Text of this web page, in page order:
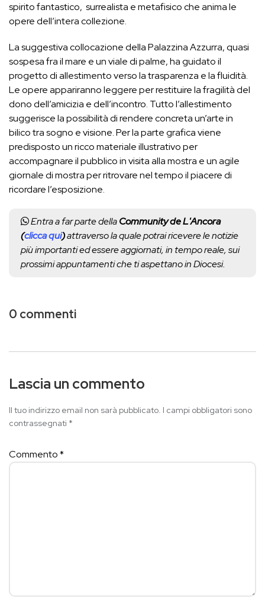
spirito fantastico, surrealista e metafisico che anima le
opere dell’intera collezione.
La suggestiva collocazione della Palazzina Azzurra, quasi
sospesa fra il mare e un viale di palme, ha guidato il
progetto di allestimento verso la trasparenza e la fluidità.
Le opere appariranno leggere per restituire la fragilità del
dono dell’amicizia e dell’incontro. Tutto l’allestimento
suggerisce la possibilità di rendere concreta un’arte in
bilico tra sogno e visione. Per la parte grafica viene
predisposto un ricco materiale illustrativo per
accompagnare il pubblico in visita alla mostra e un agile
giornale di mostra per ritrovare nel tempo il piacere di
ricordare l’esposizione.
Entra a far parte dellaCommunity de L'Ancora
(clicca qui)attraverso la quale potrai ricevere le notizie
più importanti ed essere aggiornati, in tempo reale, sui
prossimi appuntamenti che ti aspettano in Diocesi.
0 commenti
Lascia un commento
Il tuo indirizzo email non sarà pubblicato. I campi obbligatori sono
contrassegnati *
Commento*